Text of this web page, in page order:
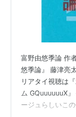
富野由悠季論 作
悠季論』 藤津亮
リアタイ視聴は
ム GQuuuuuuX
ージュらしいこ